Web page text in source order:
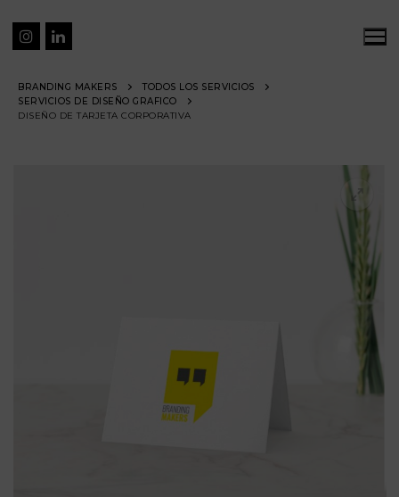
BRANDING MAKERS
TODOS LOS SERVICIOS
SERVICIOS DE DISEÑO GRAFICO
DISEÑO DE TARJETA CORPORATIVA
🔍